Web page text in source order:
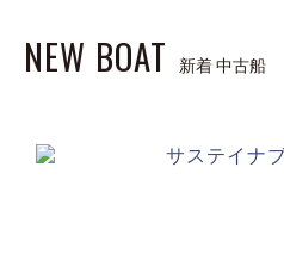
NEW BOAT 新着 中古船